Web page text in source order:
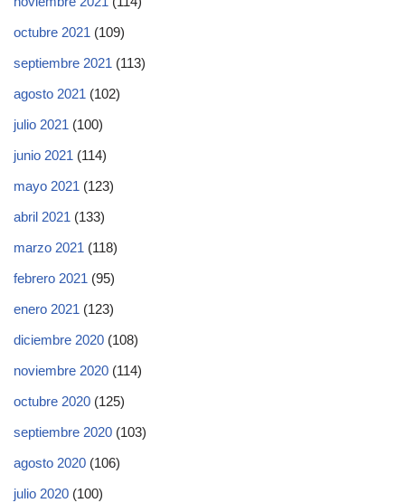
octubre 2021 (109)
septiembre 2021 (113)
agosto 2021 (102)
julio 2021 (100)
junio 2021 (114)
mayo 2021 (123)
abril 2021 (133)
marzo 2021 (118)
febrero 2021 (95)
enero 2021 (123)
diciembre 2020 (108)
noviembre 2020 (114)
octubre 2020 (125)
septiembre 2020 (103)
agosto 2020 (106)
julio 2020 (100)